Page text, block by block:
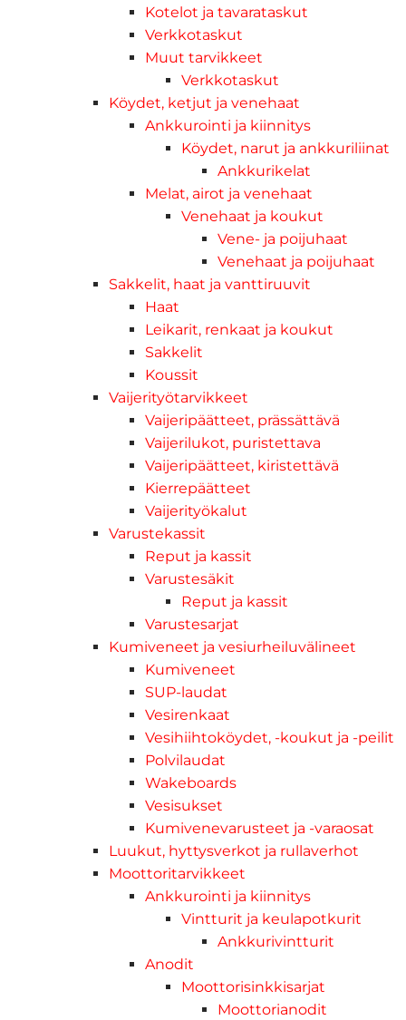
Kotelot ja tavarataskut
Verkkotaskut
Muut tarvikkeet
Verkkotaskut
Köydet, ketjut ja venehaat
Ankkurointi ja kiinnitys
Köydet, narut ja ankkuriliinat
Ankkurikelat
Melat, airot ja venehaat
Venehaat ja koukut
Vene- ja poijuhaat
Venehaat ja poijuhaat
Sakkelit, haat ja vanttiruuvit
Haat
Leikarit, renkaat ja koukut
Sakkelit
Koussit
Vaijerityötarvikkeet
Vaijeripäätteet, prässättävä
Vaijerilukot, puristettava
Vaijeripäätteet, kiristettävä
Kierrepäätteet
Vaijerityökalut
Varustekassit
Reput ja kassit
Varustesäkit
Reput ja kassit
Varustesarjat
Kumiveneet ja vesiurheiluvälineet
Kumiveneet
SUP-laudat
Vesirenkaat
Vesihiihtoköydet, -koukut ja -peilit
Polvilaudat
Wakeboards
Vesisukset
Kumivenevarusteet ja -varaosat
Luukut, hyttysverkot ja rullaverhot
Moottoritarvikkeet
Ankkurointi ja kiinnitys
Vintturit ja keulapotkurit
Ankkurivintturit
Anodit
Moottorisinkkisarjat
Moottorianodit